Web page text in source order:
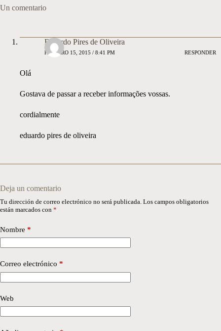
Un comentario
Eduardo Pires de Oliveira
FEBRERO 15, 2015 / 8:41 PM RESPONDER
Olá
Gostava de passar a receber informações vossas.
cordialmente
eduardo pires de oliveira
Deja un comentario
Tu dirección de correo electrónico no será publicada. Los campos obligatorios
están marcados con *
Nombre *
Correo electrónico *
Web